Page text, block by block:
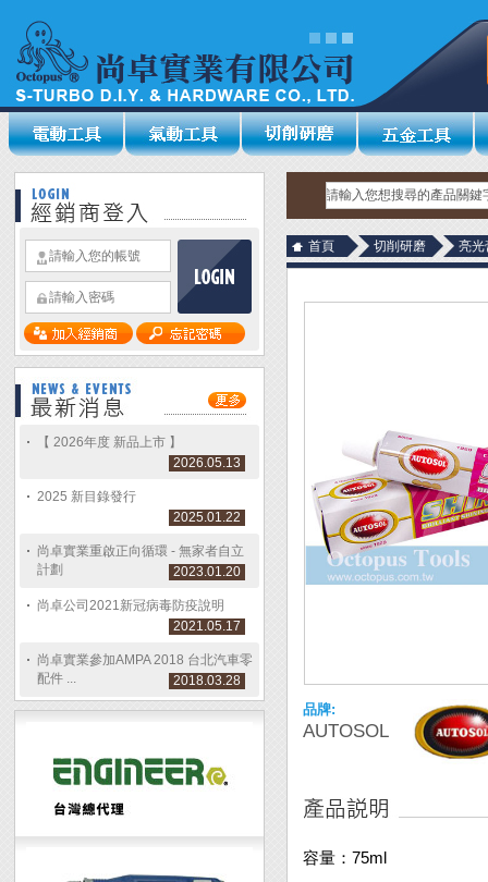
【 2026年度 新品上市 】
2026.05.13
2025 新目錄發行
2025.01.22
尚卓實業重啟正向循環 - 無家者自立
計劃
2023.01.20
尚卓公司2021新冠病毒防疫說明
2021.05.17
尚卓實業參加AMPA 2018 台北汽車零
配件 ...
2018.03.28
首頁 切削研磨 亮光
品牌:
AUTOSOL
容量：75ml